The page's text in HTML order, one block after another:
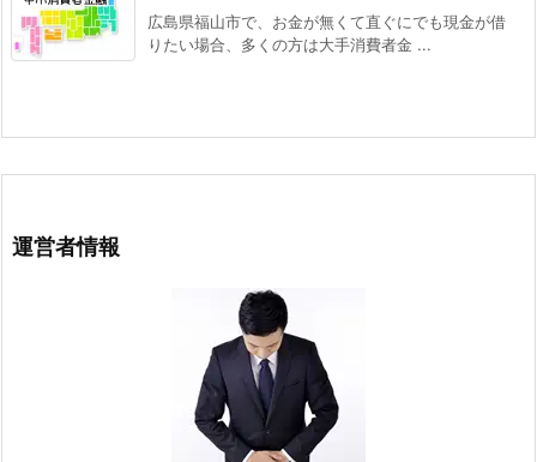
広島県福山市で、お金が無くて直ぐにでも現金が借
りたい場合、多くの方は大手消費者金 ...
運営者情報